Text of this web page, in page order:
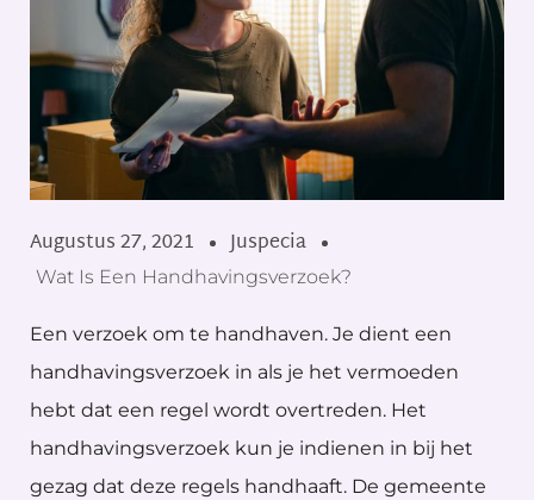
Augustus 27, 2021 Juspecia
Wat Is Een Handhavingsverzoek?
Een verzoek om te handhaven. Je dient een
handhavingsverzoek in als je het vermoeden
hebt dat een regel wordt overtreden. Het
handhavingsverzoek kun je indienen in bij het
gezag dat deze regels handhaaft. De gemeente